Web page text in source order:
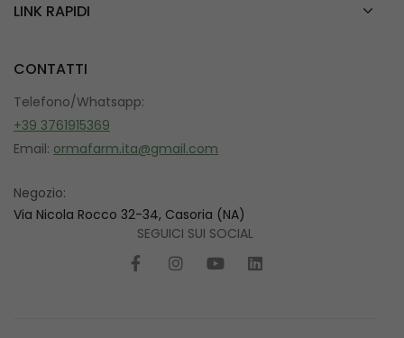
LINK RAPIDI
CONTATTI
Telefono/Whatsapp:
+39 3761915369
Email: ormafarm.ita@gmail.com
Negozio:
Via Nicola Rocco 32-34, Casoria (NA)
SEGUICI SUI SOCIAL